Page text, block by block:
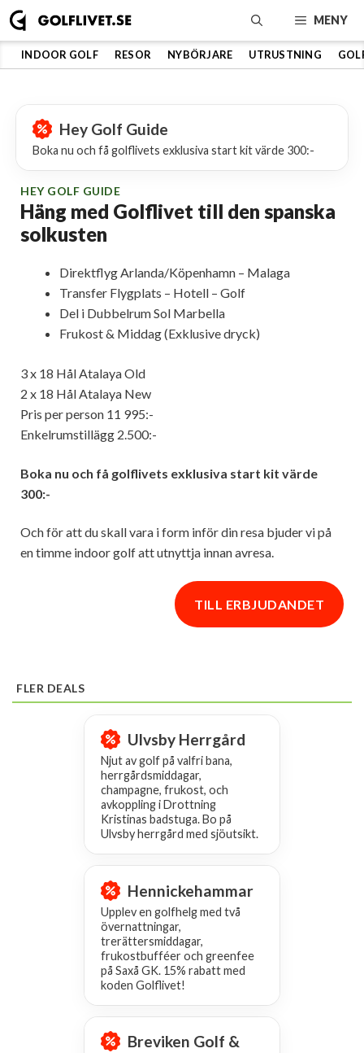
Hoppa
till
innehåll
MENY
INDOOR GOLF RESOR NYBÖRJARE UTRUSTNING
Hey Golf Guide
Boka nu och få golflivets exklusiva start kit värde 300:-
HEY GOLF GUIDE
Häng med Golflivet till den spanska
solkusten
Direktflyg Arlanda/Köpenhamn – Malaga
Transfer Flygplats – Hotell – Golf
Del i Dubbelrum Sol Marbella
Frukost & Middag (Exklusive dryck)
3 x 18 Hål Atalaya Old
2 x 18 Hål Atalaya New
Pris per person 11 995:-
Enkelrumstillägg 2.500:-
Boka nu och få golflivets exklusiva start kit värde
300:-
Och för att du skall vara i form inför din resa bjuder vi på
en timme indoor golf att utnyttja innan avresa.
TILL ERBJUDANDET
FLER DEALS
Ulvsby Herrgård
Njut av golf på valfri bana,
herrgårdsmiddagar,
champagne, frukost, och
avkoppling i Drottning
Kristinas badstuga. Bo på
Ulvsby herrgård med sjöutsikt.
Hennickehammar
Upplev en golfhelg med två
övernattningar,
trerättersmiddagar,
frukostbufféer och greenfee
på Saxå GK. 15% rabatt med
koden Golflivet!
Breviken Golf &